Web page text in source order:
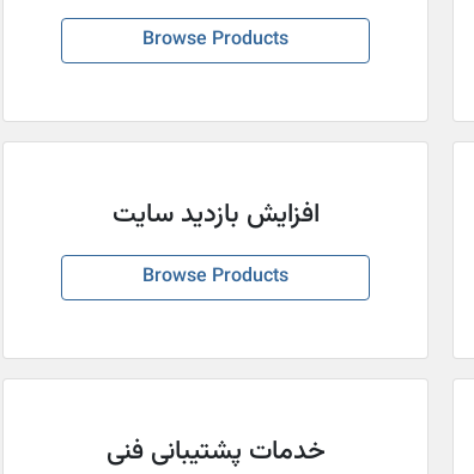
Browse Products
افزایش بازدید سایت
Browse Products
خدمات پشتیبانی فنی